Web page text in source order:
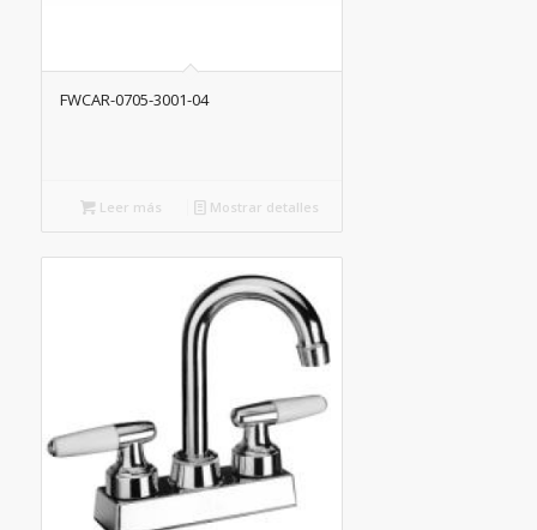
FWCAR-0705-3001-04
Leer más Mostrar detalles